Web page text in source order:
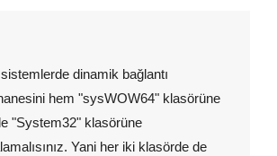
dinamik bağlantı
hem "sysWOW64" klasörüne
"System32" klasörüne
Yani her iki klasörde de